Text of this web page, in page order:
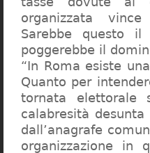
organizzata
Sarebbe questo
poggerebbe il
“In Roma esiste
Quanto per
tornata
calabresità
dall’anagrafe
organizzazione in